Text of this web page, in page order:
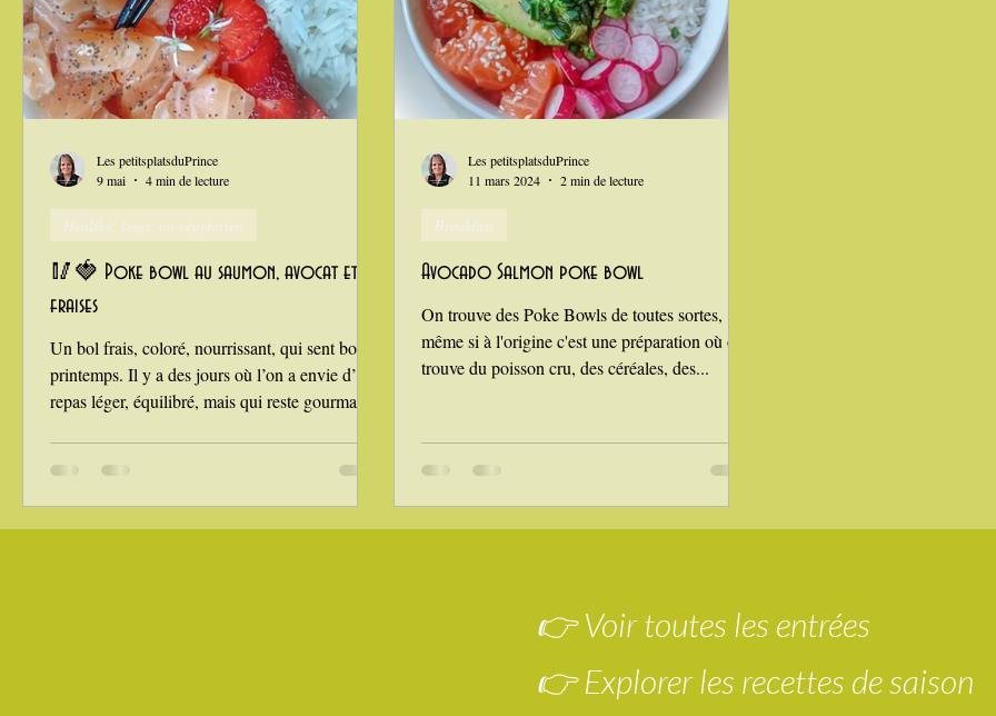
Fondus de chocolat fruits à coque Garden Party - buffet - Verrines Gâteau d'anniversaire
Grillades, barbecues et plancha Healthy, léger, ou végétarien i Love Tomate !
🥢🍓 Poke bowl au saumon, avocat et
fraises
Un bol frais, coloré, nourrissant, qui sent bon le
printemps. Il y a des jours où l’on a envie d’un
repas léger, équilibré, mais qui reste gourmand.
traditionnellement composé de poisson cru
coupé en dés, servi sur du riz vinaigré et
accompagné de fruits ou de légumes. Dans
Healthy, léger, ou végétarien
Les petitsplatsduPrince
9 mai
4 min de lecture
Avocado Salmon poke bowl
On trouve des Poke Bowls de toutes sortes,
même si à l'origine c'est une préparation où on
trouve du poisson cru, des céréales, des...
Breakfast
Les petitsplatsduPrince
11 mars 2024
2 min de lecture
👉 Voir toutes les entrées
👉 Explorer les recettes de saison